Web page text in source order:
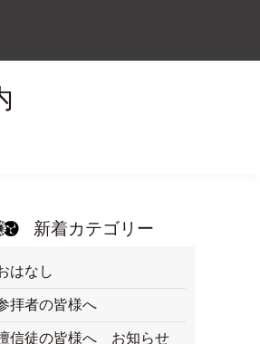
新着カテゴリー
はなし
拝者の皆様へ
信徒の皆様へ お知らせ